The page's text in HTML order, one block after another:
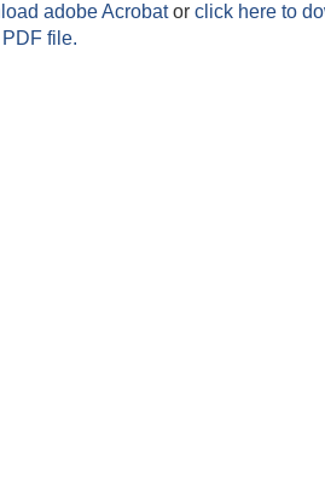
adobe Acrobator click here to
file.